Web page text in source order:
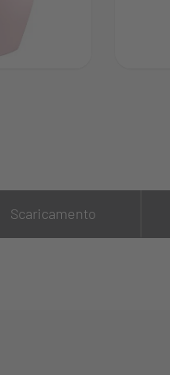
Scaricamento